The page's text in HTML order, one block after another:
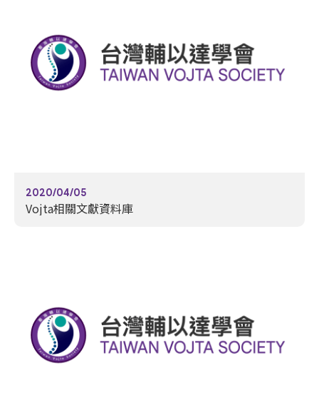
2020/04/05
Vojta相關文獻資料庫